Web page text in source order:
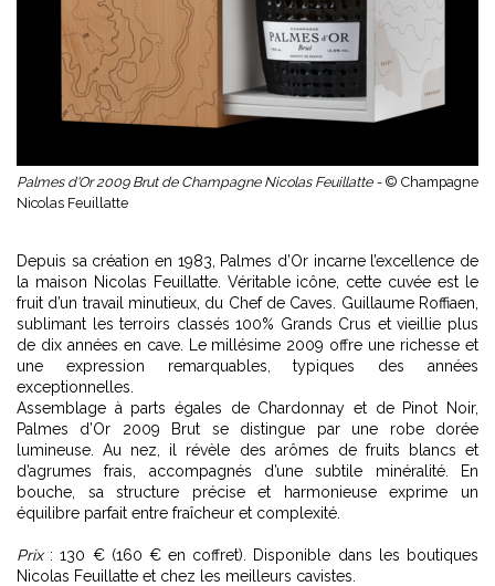
Palmes d'Or 2009 Brut de Champagne Nicolas Feuillatte - © Champagne
Nicolas Feuillatte
Depuis sa création en 1983, Palmes d’Or incarne l’excellence de
la maison Nicolas Feuillatte. Véritable icône, cette cuvée est le
fruit d’un travail minutieux, du Chef de Caves. Guillaume Roffiaen,
sublimant les terroirs classés 100% Grands Crus et vieillie plus
de dix années en cave. Le millésime 2009 offre une richesse et
une expression remarquables, typiques des années
exceptionnelles.
Assemblage à parts égales de Chardonnay et de Pinot Noir,
Palmes d’Or 2009 Brut se distingue par une robe dorée
lumineuse. Au nez, il révèle des arômes de fruits blancs et
d’agrumes frais, accompagnés d’une subtile minéralité. En
bouche, sa structure précise et harmonieuse exprime un
équilibre parfait entre fraîcheur et complexité.
Prix : 130 € (160 € en coffret). Disponible dans les boutiques
Nicolas Feuillatte et chez les meilleurs cavistes.